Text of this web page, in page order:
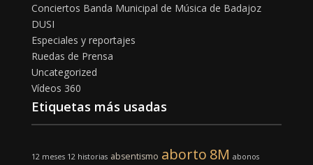
Conciertos Banda Municipal de Música de Badajoz
DUSI
Especiales y reportajes
Ruedas de Prensa
Uncategorized
Vídeos 360
Etiquetas más usadas
12 meses 12 historias absentismo aborto 8M abonos